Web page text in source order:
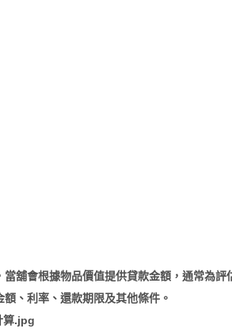
據物品價值提供貸款金額，通常為評估
、利率、還款期限及其他條件。